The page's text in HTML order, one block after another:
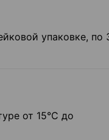
упаковке, по
от 15°С до